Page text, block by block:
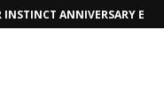
INSTINCT ANNIVERSARY